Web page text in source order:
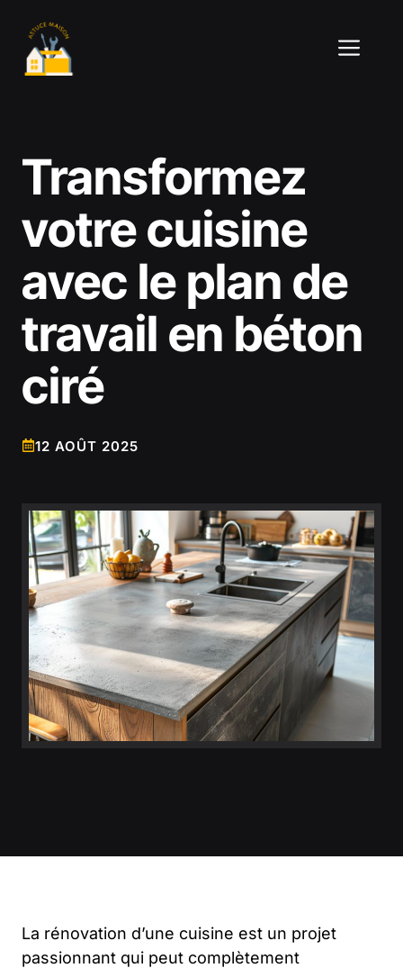
contenu
Transformez
votre cuisine
avec le plan de
travail en béton
ciré
12 AOÛT 2025
La rénovation d’une cuisine est un projet
passionnant qui peut complètement